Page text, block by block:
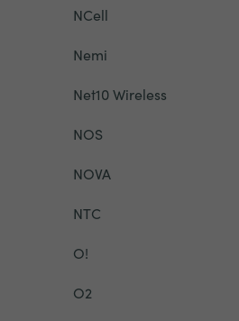
NCell
Nemi
Net10 Wireless
NOS
NOVA
NTC
O!
O2